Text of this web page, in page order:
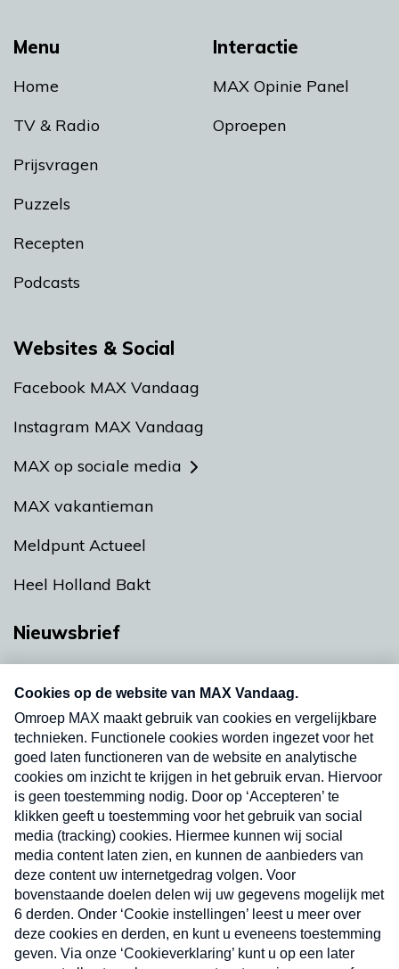
Menu
Home
TV & Radio
Prijsvragen
Puzzels
Recepten
Podcasts
Interactie
MAX Opinie Panel
Oproepen
Websites & Social
Facebook MAX Vandaag
Instagram MAX Vandaag
MAX op sociale media
MAX vakantieman
Meldpunt Actueel
Heel Holland Bakt
Nieuwsbrief
nieuwsbrief. Elke vrijdag- en dinsdagochtend in
uw mailbox.
Verzend
Nieuwsbrief